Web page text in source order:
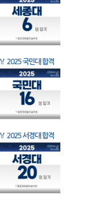
🏅 2025 국민대 합격
🏅 2025 서경대 합격